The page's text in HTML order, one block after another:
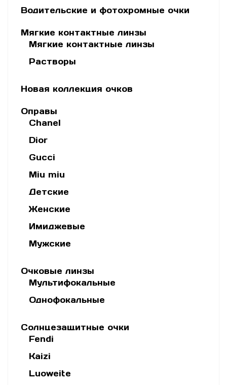
Водительские и фотохромные очки
Мягкие контактные линзы
Мягкие контактные линзы
Растворы
Новая коллекция очков
Оправы
Chanel
Dior
Gucci
Miu miu
Детские
Женские
Имиджевые
Мужские
Очковые линзы
Мультифокальные
Однофокальные
Солнцезащитные очки
Fendi
Kaizi
Luoweite